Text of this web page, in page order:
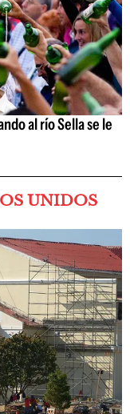
al río Sella se le
UNIDOS